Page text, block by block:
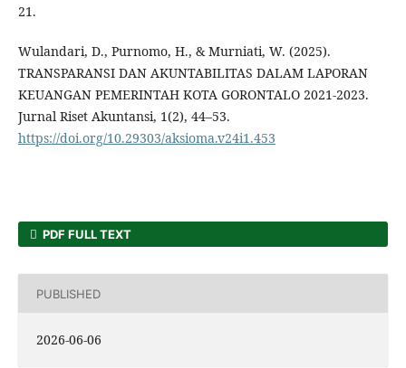
21.
Wulandari, D., Purnomo, H., & Murniati, W. (2025).
TRANSPARANSI DAN AKUNTABILITAS DALAM LAPORAN
KEUANGAN PEMERINTAH KOTA GORONTALO 2021-2023.
Jurnal Riset Akuntansi, 1(2), 44–53.
https://doi.org/10.29303/aksioma.v24i1.453
PDF FULL TEXT
PUBLISHED
2026-06-06